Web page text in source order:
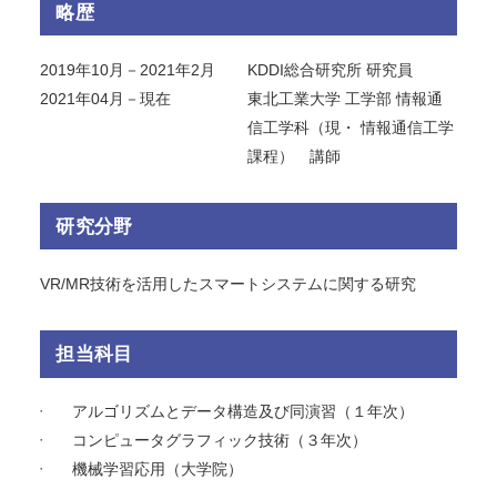
略歴
2019年10月－2021年2月
KDDI総合研究所 研究員
2021年04月－現在
東北工業大学 工学部 情報通
信工学科（現・ 情報通信工学
課程） 講師
研究分野
VR/MR技術を活用したスマートシステムに関する研究
担当科目
アルゴリズムとデータ構造及び同演習（１年次）
コンピュータグラフィック技術（３年次）
機械学習応用（大学院）